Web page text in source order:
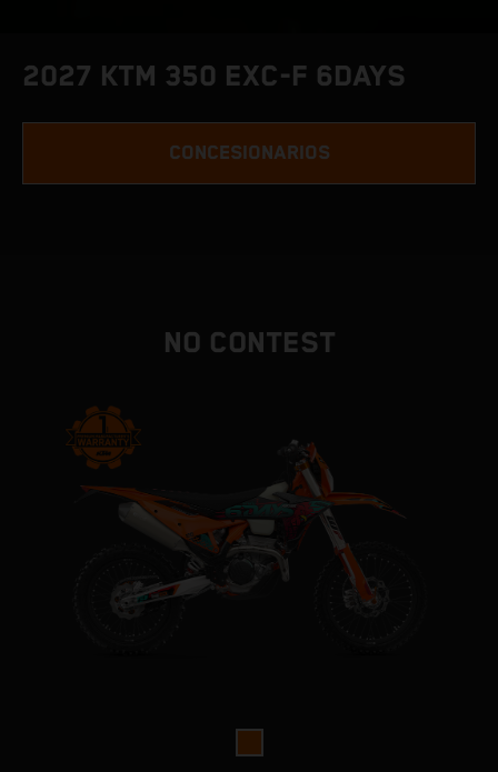
2027 KTM 350 EXC-F 6DAYS
CONCESIONARIOS
NO CONTEST